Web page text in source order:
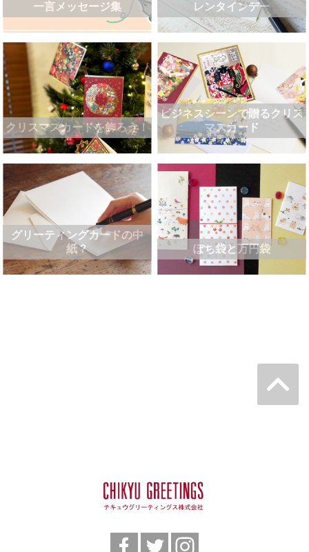
一言メッセージ集
レンタインデー
クリスマスカードを飾ろう！
ビジネスシーンで贈るクリス
マスカード
グリーティングカードの中
紙？
ぽち袋と万円袋